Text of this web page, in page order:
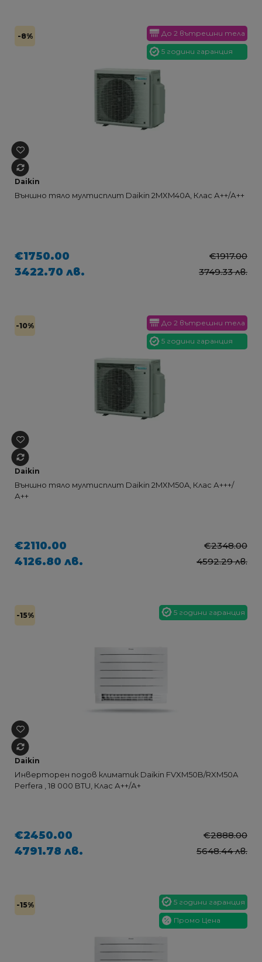
-8% До 2 вътрешни тела
5 години гаранция
Daikin
Външно тяло мултисплит Daikin 2MXM40A, Клас А++/А++
€1750.00 €1917.00
3422.70 лв. 3749.33 лв.
-10% До 2 вътрешни тела
5 години гаранция
Daikin
Външно тяло мултисплит Daikin 2MXM50A, Клас А+++/
А++
€2110.00 €2348.00
4126.80 лв. 4592.29 лв.
-15% 5 години гаранция
Daikin
Инверторен подов климатик Daikin FVXM50B/RXM50A
Perfera , 18 000 BTU, Клас А++/А+
€2450.00 €2888.00
4791.78 лв. 5648.44 лв.
-15% 5 години гаранция
Промо Цена